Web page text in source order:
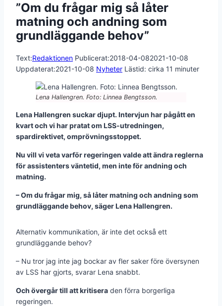
”Om du frågar mig så låter
matning och andning som
grundläggande behov”
Text:Redaktionen Publicerat:2018-04-082021-10-08
Uppdaterat:2021-10-08 Nyheter Lästid: cirka 11 minuter
Lena Hallengren. Foto: Linnea Bengtsson.
Lena Hallengren suckar djupt. Intervjun har pågått en
kvart och vi har pratat om LSS-utredningen,
spardirektivet, omprövningsstoppet.
Nu vill vi veta varför regeringen valde att ändra reglerna
för assistenters väntetid, men inte för andning och
matning.
– Om du frågar mig, så låter matning och andning som
grundläggande behov, säger Lena Hallengren.
Alternativ kommunikation, är inte det också ett
grundläggande behov?
– Nu tror jag inte jag bockar av fler saker före översynen
av LSS har gjorts, svarar Lena snabbt.
Och övergår till att kritisera den förra borgerliga
regeringen.